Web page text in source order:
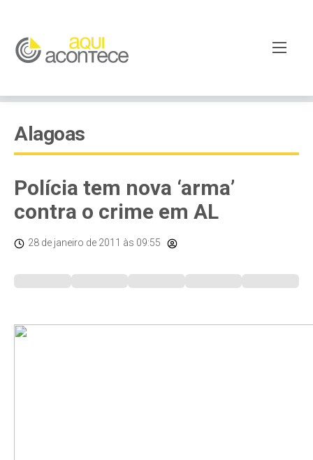
Alagoas
Polícia tem nova ‘arma’
contra o crime em AL
28 de janeiro de 2011 às 09:55